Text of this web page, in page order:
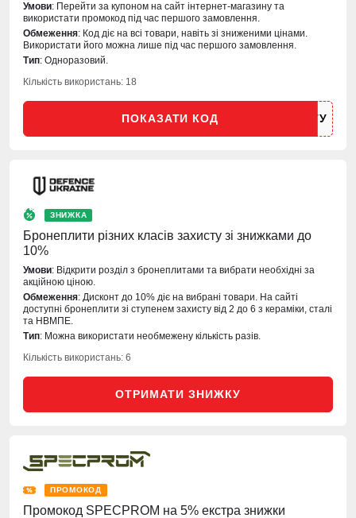
Умови: Перейти за купоном на сайт інтернет-магазину та
використати промокод під час першого замовлення.
Обмеження: Код діє на всі товари, навіть зі зниженими цінами.
Використати його можна лише під час першого замовлення.
Тип: Одноразовий.
Кількість використань: 18
ПОКАЗАТИ КОД
ЗНИЖКА
Бронеплити різних класів захисту зі знижками до
10%
Умови: Відкрити розділ з бронеплитами та вибрати необхідні за
акційною ціною.
Обмеження: Дисконт до 10% діє на вибрані товари. На сайті
доступні бронеплити зі ступенем захисту від 2 до 6 з кераміки, сталі
та НВМПЕ.
Тип: Можна використати необмежену кількість разів.
Кількість використань: 6
ОТРИМАТИ ЗНИЖКУ
ПРОМОКОД
Промокод SPECPROM на 5% екстра знижки